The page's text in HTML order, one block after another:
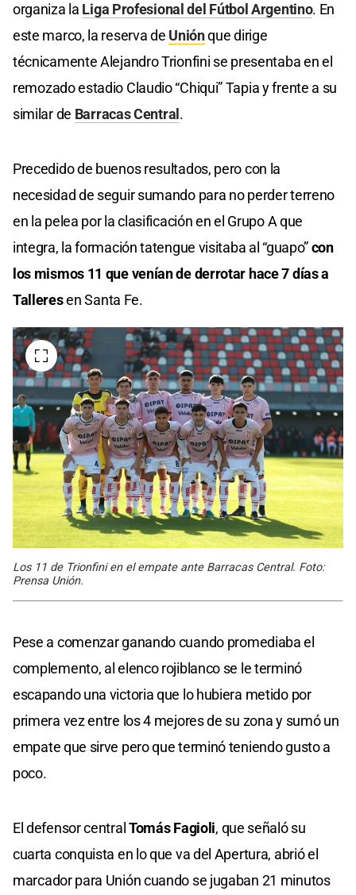
organiza la Liga Profesional del Fútbol Argentino. En
este marco, la reserva de Uniónque dirige
técnicamente Alejandro Trionfini se presentaba en el
remozado estadio Claudio “Chiqui” Tapia y frente a su
similar de Barracas Central .
Precedido de buenos resultados, pero con la
necesidad de seguir sumando para no perder terreno
en la pelea por la clasificación en el Grupo A que
integra, la formación tatengue visitaba al “guapo”con
los mismos 11 que venían de derrotar hace 7 días a
Talleresen Santa Fe.
Los 11 de Trionfini en el empate ante Barracas Central. Foto:
Prensa Unión.
Pese a comenzar ganando cuando promediaba el
complemento, al elenco rojiblanco se le terminó
escapando una victoria que lo hubiera metido por
primera vez entre los 4 mejores de su zona y sumó un
empate que sirve pero que terminó teniendo gusto a
poco.
El defensor central Tomás Fagioli, que señaló su
cuarta conquista en lo que va del Apertura, abrió el
marcador para Unión cuando se jugaban 21 minutos